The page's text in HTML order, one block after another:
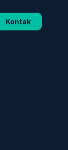
Kontak